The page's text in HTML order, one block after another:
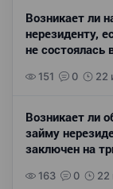
Возникает ли
нерезиденту,
не состоялась
151 0 22
Возникает ли
займу
заключен на
163 0 22